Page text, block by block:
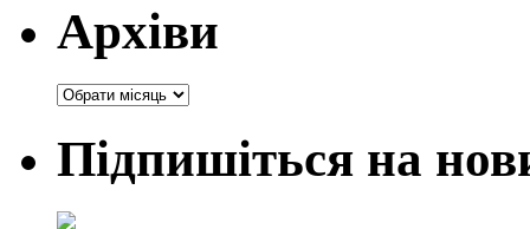
Архіви
Архіви
Підпишіться на